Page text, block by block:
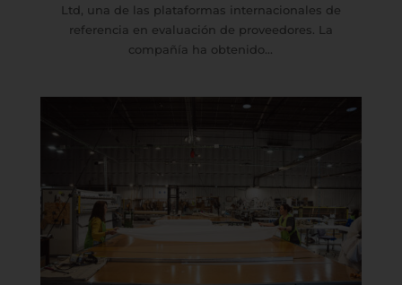
Ltd, una de las plataformas internacionales de
referencia en evaluación de proveedores. La
compañía ha obtenido...